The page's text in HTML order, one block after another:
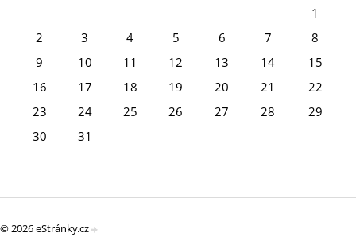
1
2
3 4 5 6 7
8
9
10 11 12 13 14
15
16
17 18 19 20 21
22
23
24 25 26 27 28
29
30
31
© 2026 eStránky.cz